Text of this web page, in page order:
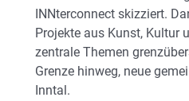
INNterconnect skizziert.
Projekte aus Kunst, Kultur
zentrale Themen
Grenze hinweg, neue
Inntal.